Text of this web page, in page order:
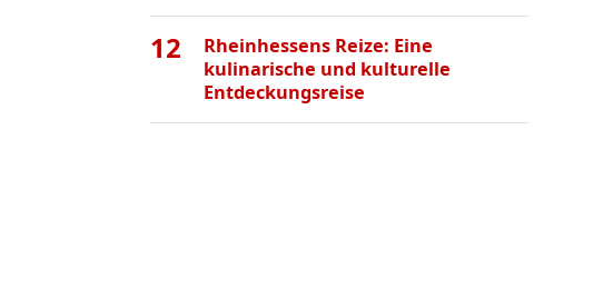
12
Rheinhessens Reize: Eine
kulinarische und kulturelle
Entdeckungsreise